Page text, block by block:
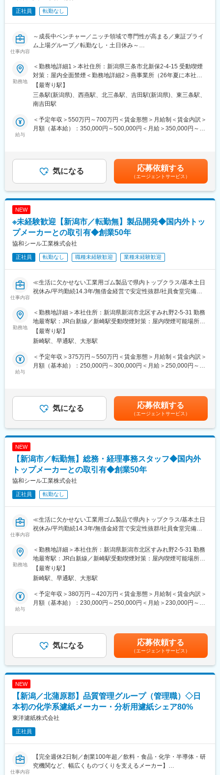
変更の範囲：会社の定める業務
（上流から下流）の大規模な施工管理にも携わっていただきま
■所属部署：ユニプロ事業部
ユニークプロジェクトが由来となっている｢ユニプロ事業｣は、他
望を長年のノウハウを活かした独自設計をもとに、オーダーメイ
ド提案で課題を解決しています。
【直近の取組み】
・コンベアライン設計製作据付工事
・製品供給装置ライン変更、設計製作据付工事
・パレタイザー設置工事
ご本人様の希望があれば、スキルやポテンシャルを考慮して配置
換えを行っています。
新潟市本社には100名の社員がおります。
■給与について
個人実績については、定量的な成果だけではなく、取り組み姿勢
なども重要としており、手当や賞与額で個人の頑張りを給与に反
映しております。
変更の範囲：会社の定める業務
正社員 転勤なし
仕事内容
～成長中ベンチャー／ニッチ領域で専門性が高まる／東証プライ
ム上場グループ／転勤なし・土日休み～
■当社について：
当社は、フィルム搬送技術・光学設計技術・加工設備の制御技術
を強みに、
これらの開発人員とノウハウを自社で蓄積してきたレーザー加工
メーカーです。
レーザー加工設備の試作から装置製作、量産化まで、
提携会社との協力体制により一貫して対応できる点が強み。
高い技術力と専門性が評価され、電気化学分野を中心とした大手
■業務内容：
レーザー加工技術およびロールtoロール装置を活用した
・ロールtoロール装置を用いた試作および開発業務
※ロールtoロールとは
取る製造プロセス。
■入社後にお任せする業務：
・レーザー加工装置を使用した試作業務
・試作結果のフィードバック・改善検討
※ご経験に応じてOJT研修を実施し、段階的に業務をお任せしま
す。
・専門性の高い試作・技術開発業務
・顧客と共同で行う開発案件への参画
・技術開発部：8名
・各分野の専門技術者が在籍する少数精鋭チーム
■社風・カルチャー：
・部門を越えたコミュニケーションも活発
取り組み例：開発てんやわんや（営業も参加）
tenyawanya-ja/
・残業：月20～30時間程度
・土日休み
・技術職として長く安定して働ける環境
勤務地
＜勤務地詳細1＞本社住所：新潟県三条市北新保2-4-15 受動喫煙
対策：屋内全面禁煙＜勤務地詳細2＞燕事業所（26年夏に本社移
転予定）住所：新潟県燕市吉田法花堂 勤務地最寄駅：弥彦線／西
燕駅受動喫煙対策：敷地内全面禁煙
【最寄り駅】
三条駅(新潟県)、西燕駅、北三条駅、吉田駅(新潟県)、東三条駅、
南吉田駅
給与
＜予定年収＞550万円～700万円＜賃金形態＞月給制＜賃金内訳＞
月額（基本給）：350,000円～500,000円＜月給＞350,000円～
考を通じて上下する可能性があります。月給(月額)は固定手当を含
めた表記です。
気になる 応募依頼する
（エージェントサービス）
NEW
※未経験歓迎【新潟市／転勤無】製品開発◆国内外トッ
プメーカーとの取引有◆創業50年
協和シール工業株式会社
正社員 転勤なし 職種未経験歓迎 業種未経験歓迎
仕事内容
≪生活に欠かせない工業用ゴム製品で県内トップクラス/基本土日
祝休み/平均勤続14.3年/無借金経営で安定性抜群/社員食堂完備≫
■職務概要
生産現場における技術的課題解決ならびに製品開発を担当しま
す。単に形を作るだけでなく、「ゴムの配合（材料開発）」と
「形状の最適化」の両面から、目に見えない場所で機械やインフ
ラを支える役割を担います。
■職務詳細：
・顧客の「漏れ」や「長寿命化」などの悩みに対し、使用温度、
圧力、流体などの条件から最適な材質・形状を導き出しアドバイ
誇ります。顧客意向に沿ったゴム製品を作るうえで、最適な製
造・検査方法を見極め、機械装置やシステム導入を行うため、幅
広い分野の技術に携わることが可能です。創業以来約50年を経
万種類のアイテムを保有し、お客様の多種多様なニーズにお応え
く業績は安定、安心して長く働ける会社です。
勤務地
＜勤務地詳細＞本社住所：新潟県新潟市北区すみれ野2-5-31 勤務
地最寄駅：JR白新線／新崎駅受動喫煙対策：屋内喫煙可能場所あ
り変更の範囲：会社の定める事業所
【最寄り駅】
新崎駅、早通駅、大形駅
給与
＜予定年収＞375万円～550万円＜賃金形態＞月給制＜賃金内訳＞
月額（基本給）：250,000円～300,000円＜月給＞250,000円～
でも目安の金額であり、選考を通じて上下する可能性がありま
す。月給(月額)は固定手当を含めた表記です。
気になる 応募依頼する
（エージェントサービス）
NEW
【新潟市／転勤無】総務・経理事務スタッフ◆国内外
トップメーカーとの取引有◆創業50年
協和シール工業株式会社
正社員 転勤なし
仕事内容
≪生活に欠かせない工業用ゴム製品で県内トップクラス/基本土日
祝休み/平均勤続14.3年/無借金経営で安定性抜群/社員食堂完備≫
■職務詳細：
経理事務、労務管理、建物等の管理などの業務を担っていただき
ます。
経理業務をメインとしながら、各部門のサポーターとしてご活躍
いただきます。係長など、ステップアップの機会も用意しており
ます。
◆月次業務
・請求書の発行・入金確認
・支払業務/取引先への振込処理 ・給与計算の補助
■組織構成：
配属となる総務部には4名が在籍（次長1名、事務職3名）してお
ります。入社後は丁寧にフォローの上、キャッチアップをサポー
ハウを持っており、数万種類のアイテムを保有し、お客様の多種
多様なニーズにお応えしています。また、海外への輸出実績もア
勤務地
＜勤務地詳細＞本社住所：新潟県新潟市北区すみれ野2-5-31 勤務
地最寄駅：JR白新線／新崎駅受動喫煙対策：屋内喫煙可能場所あ
り変更の範囲：会社の定める事業所
【最寄り駅】
新崎駅、早通駅、大形駅
給与
＜予定年収＞380万円～420万円＜賃金形態＞月給制＜賃金内訳＞
月額（基本給）：230,000円～250,000円＜月給＞230,000円～
でも目安の金額であり、選考を通じて上下する可能性がありま
す。月給(月額)は固定手当を含めた表記です。
気になる 応募依頼する
（エージェントサービス）
NEW
【新潟／北蒲原郡】品質管理グループ（管理職）◇日
本初の化学系濾紙メーカー・分析用濾紙シェア80%
東洋濾紙株式会社
正社員
仕事内容
【完全週休2日制／創業100年超／飲料・食品・化学・半導体・研
究機関など、幅広くものづくりを支えるメーカー】